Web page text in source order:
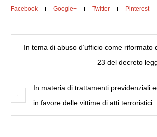
Facebook Google+ Twitter Pinterest
In tema di abuso d’ufficio come riformato
23 del decreto
In materia di trattamenti previdenziali
in favore delle vittime di atti terroristici